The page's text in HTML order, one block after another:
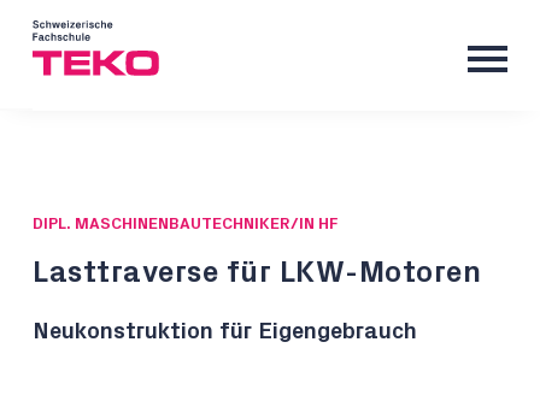
DIPL. MASCHINENBAUTECHNIKER/IN HF
Lasttraverse für LKW-Motoren
Neukonstruktion für Eigengebrauch